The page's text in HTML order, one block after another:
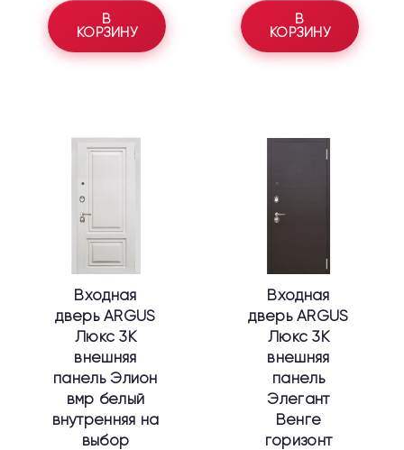
В
КОРЗИНУ
В
КОРЗИНУ
Входная
дверь ARGUS
Люкс 3К
внешняя
панель Элион
вмр белый
внутренняя на
выбор
товар
Опции
выбрать
на
странице
товара.
Входная
дверь ARGUS
Люкс 3К
внешняя
панель
Элегант
Венге
горизонт
выбрать
на
странице
товара.